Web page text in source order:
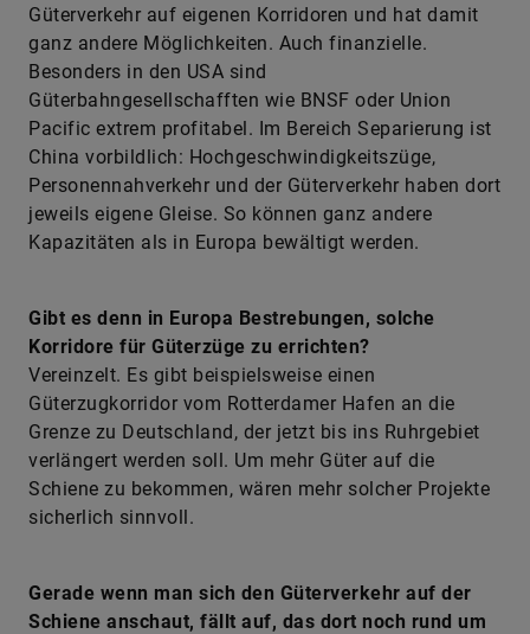
Güterverkehr auf eigenen Korridoren und hat damit
ganz andere Möglichkeiten. Auch finanzielle.
Besonders in den USA sind
Güterbahngesellschafften wie BNSF oder Union
Pacific extrem profitabel. Im Bereich Separierung ist
China vorbildlich: Hochgeschwindigkeitszüge,
Personennahverkehr und der Güterverkehr haben dort
jeweils eigene Gleise. So können ganz andere
Kapazitäten als in Europa bewältigt werden.
Gibt es denn in Europa Bestrebungen, solche
Korridore für Güterzüge zu errichten?
Vereinzelt. Es gibt beispielsweise einen
Güterzugkorridor vom Rotterdamer Hafen an die
Grenze zu Deutschland, der jetzt bis ins Ruhrgebiet
verlängert werden soll. Um mehr Güter auf die
Schiene zu bekommen, wären mehr solcher Projekte
sicherlich sinnvoll.
Gerade wenn man sich den Güterverkehr auf der
Schiene anschaut, fällt auf, das dort noch rund um